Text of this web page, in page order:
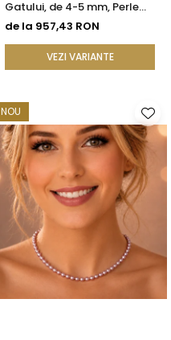
Gatului, de 4-5 mm, Perle
Rare, Calitate AAA+, Aur 14K
de la 957,43 RON
VEZI VARIANTE
NOU